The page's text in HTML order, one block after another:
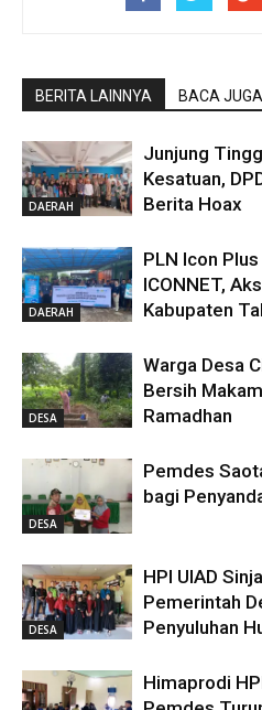
BERITA LAINNYA BACA JUGA
DAERAH
Junjung
Kesatuan,
Berita Hoax
DAERAH
PLN Icon
ICONNET,
Kabupaten
DESA
Warga Desa
Bersih
Ramadhan
DESA
Pemdes
bagi
DESA
HPI UIAD
Pemerintah
Penyuluhan
Himaprodi